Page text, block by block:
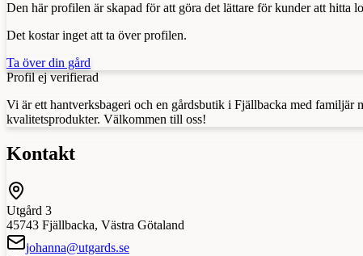
Den här profilen är skapad för att göra det lättare för kunder att hitta
Det kostar inget att ta över profilen.
Ta över din gård
Profil ej verifierad
Vi är ett hantverksbageri och en gårdsbutik i Fjällbacka med
kvalitetsprodukter. Välkommen till oss!
Kontakt
Utgård 3
45743 Fjällbacka, Västra Götaland
johanna@utgards.se